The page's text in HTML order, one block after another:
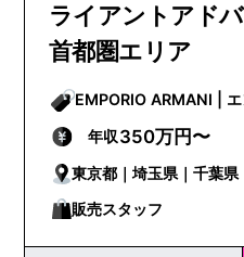
ライアントアドバ
首都圏エリア
年収350万円〜
東京都｜埼玉県｜千葉県
販売スタッフ